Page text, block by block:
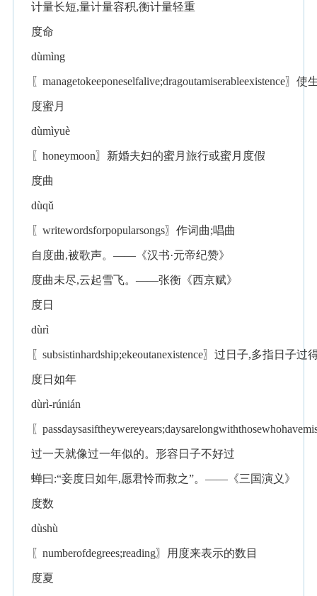
计量长短,量计量容积,衡计量轻重
度命
dùmìng
〖managetokeeponeselfalive;dragoutamiserableexistence〗
度蜜月
dùmìyuè
〖honeymoon〗新婚夫妇的蜜月旅行或蜜月度假
度曲
dùqǔ
〖writewordsforpopularsongs〗作词曲;唱曲
自度曲,被歌声。——《汉书·元帝纪赞》
度曲未尽,云起雪飞。——张衡《西京赋》
度日
dùrì
〖subsistinhardship;ekeoutanexistence〗过日子,多指日子过
度日如年
dùrì-rúnián
〖
过一天就像过一年似的。形容日子不好过
蝉曰:“妾度日如年,愿君怜而救之”。——《三国演义》
度数
dùshù
〖numberofdegrees;reading〗用度来表示的数目
度夏